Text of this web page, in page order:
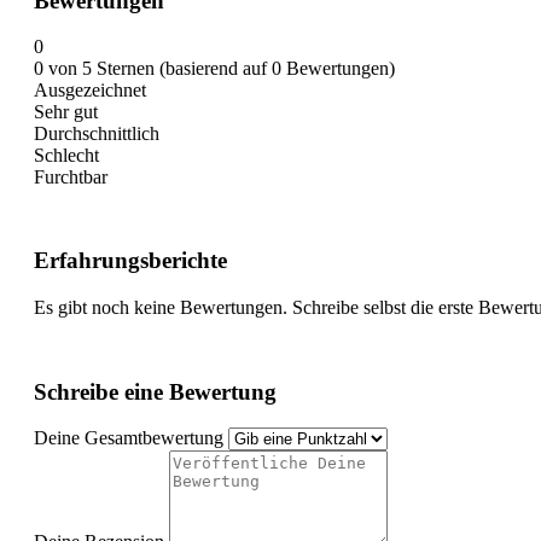
0
0 von 5 Sternen (basierend auf 0 Bewertungen)
Ausgezeichnet
Sehr gut
Durchschnittlich
Schlecht
Furchtbar
Erfahrungsberichte
Es gibt noch keine Bewertungen. Schreibe selbst die erste
Schreibe eine Bewertung
Deine Gesamtbewertung